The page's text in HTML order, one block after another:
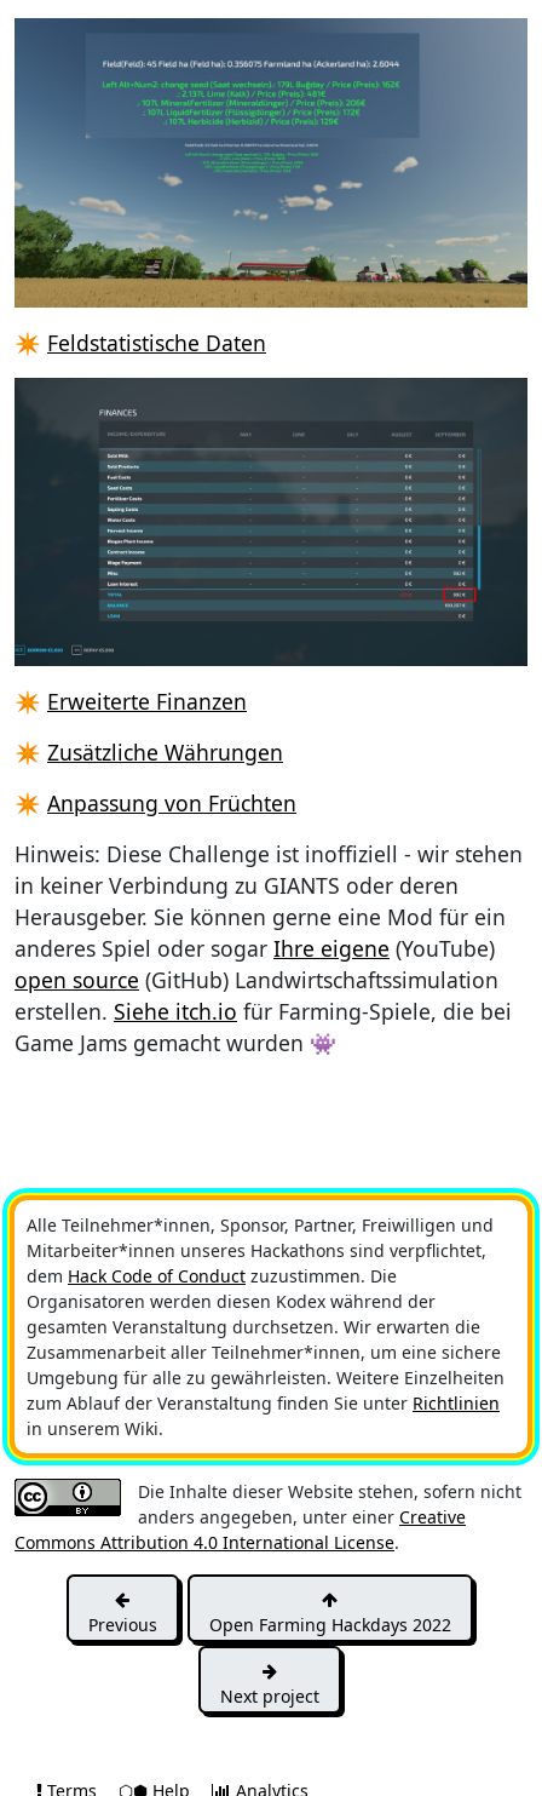
✴️ Feldstatistische Daten
✴️ Erweiterte Finanzen
✴️ Zusätzliche Währungen
✴️ Anpassung von Früchten
Hinweis: Diese Challenge ist inoffiziell - wir stehen
in keiner Verbindung zu GIANTS oder deren
Herausgeber. Sie können gerne eine Mod für ein
anderes Spiel oder sogar Ihre eigene (YouTube)
open source (GitHub) Landwirtschaftssimulation
erstellen. Siehe itch.io für Farming-Spiele, die bei
Game Jams gemacht wurden 👾
Alle Teilnehmer*innen, Sponsor, Partner, Freiwilligen und
Mitarbeiter*innen unseres Hackathons sind verpflichtet,
dem Hack Code of Conduct zuzustimmen. Die
Organisatoren werden diesen Kodex während der
gesamten Veranstaltung durchsetzen. Wir erwarten die
Zusammenarbeit aller Teilnehmer*innen, um eine sichere
Umgebung für alle zu gewährleisten. Weitere Einzelheiten
zum Ablauf der Veranstaltung finden Sie unter Richtlinien
in unserem Wiki.
Die Inhalte dieser Website stehen, sofern nicht
anders angegeben, unter einer Creative
Commons Attribution 4.0 International License.
Previous Open Farming Hackdays 2022
Next project
Terms ⬡⬢ Help Analytics